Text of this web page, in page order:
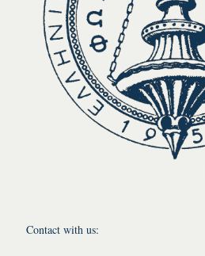
Contact with us: